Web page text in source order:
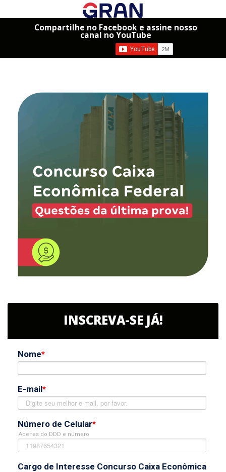
Compartilhe no Facebook e assine nosso
canal no YouTube
INSCREVA-SE JÁ!